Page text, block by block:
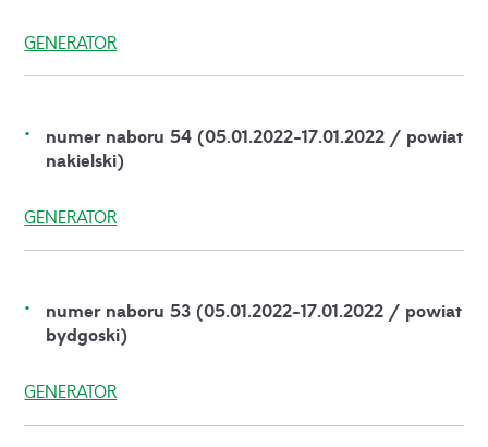
GENERATOR
numer naboru 54 (05.01.2022-17.01.2022 / powiat
nakielski)
GENERATOR
numer naboru 53 (05.01.2022-17.01.2022 / powiat
bydgoski)
GENERATOR